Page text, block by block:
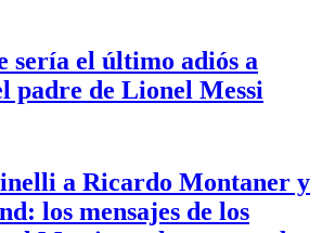
sería el último adiós a
padre de Lionel Messi
a Ricardo Montaner y
los mensajes de los